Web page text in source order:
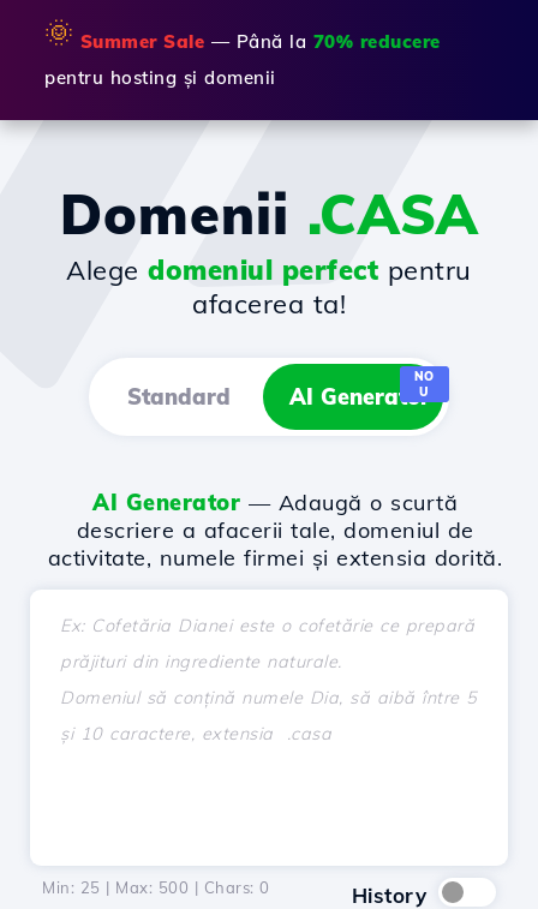
🌞 Summer Sale — Până la 70% reducere
pentru hosting și domenii
Domenii .CASA
Alegedomeniul perfect pentru
afacerea ta!
Standard AI Generator
NO
U
AI Generator — Adaugă o scurtă
descriere a afacerii tale, domeniul de
activitate, numele firmei și extensia dorită.
Min: 25 | Max: 500 | Chars: 0 History